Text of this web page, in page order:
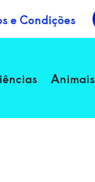
e Condições
Animais